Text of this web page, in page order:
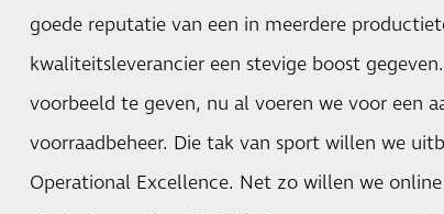
goede reputatie van een in meerdere
kwaliteitsleverancier een stevige boost
voorbeeld te geven, nu al voeren we voor een
voorraadbeheer. Die tak van sport willen we
Operational Excellence. Net zo willen we